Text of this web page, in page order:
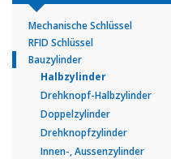
Mechanische Schlüssel
RFID Schlüssel
Bauzylinder
Halbzylinder
Drehknopf-Halbzylinder
Doppelzylinder
Drehknopfzylinder
Innen-, Aussenzylinder